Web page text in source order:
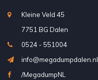
Kleine Veld 45
7751 BG Dalen
0524 - 551004
info@megadumpdalen.nl
/MegadumpNL